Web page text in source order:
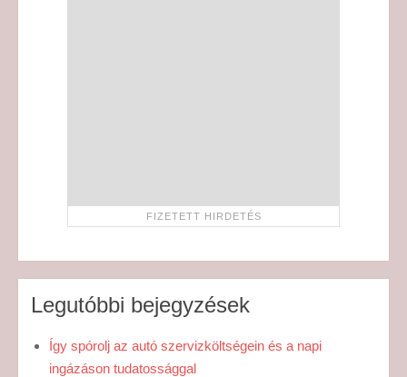
Legutóbbi bejegyzések
Így spórolj az autó szervizköltségein és a napi
ingázáson tudatossággal